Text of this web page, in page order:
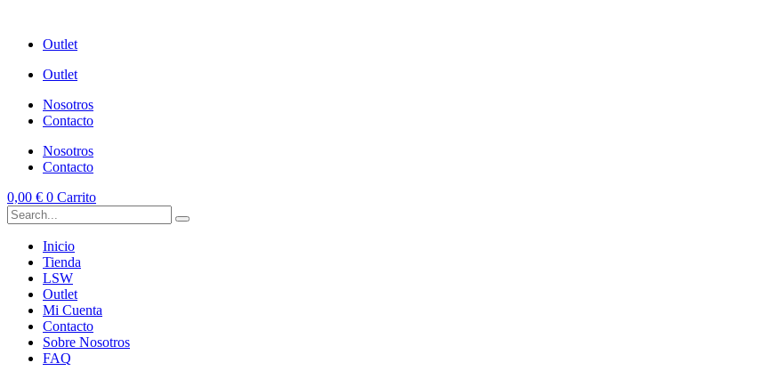
Outlet
Outlet
Nosotros
Contacto
Nosotros
Contacto
0,00 € 0 Carrito
Inicio
Tienda
LSW
Outlet
Mi Cuenta
Contacto
Sobre Nosotros
FAQ